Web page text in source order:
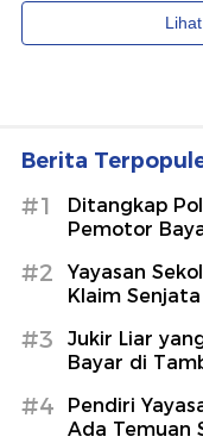
Berita
#1
Ditangkap
Pemotor
#2
Yayasan
Klaim
#3
Jukir Liar
Bayar di
#4
Pendiri
Ada Temuan